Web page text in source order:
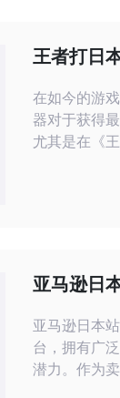
王者打日
在如今的游
器对于获得
尤其是在《
主要服务器
亚马逊日
亚马逊日本
台，拥有广
潜力。作为